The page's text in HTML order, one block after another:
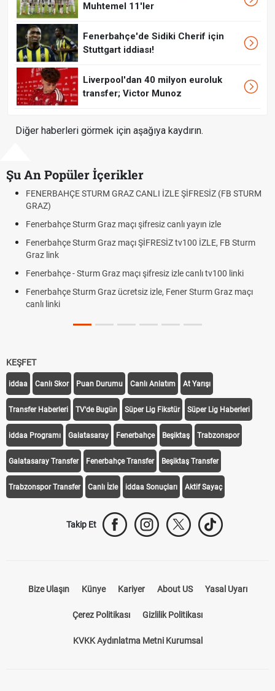
Muhtemel 11'ler
Fenerbahçe'de Sidiki Cherif için
Stuttgart iddiası!
Liverpool'dan 40 milyon euroluk
transfer; Victor Munoz
Diğer haberleri görmek için aşağıya kaydırın.
Şu An Popüler İçerikler
FENERBAHÇE STURM GRAZ CANLI İZLE ŞİFRESİZ (FB STURM
GRAZ)
Fenerbahçe Sturm Graz maçı şifresiz canlı yayın izle
Fenerbahçe Sturm Graz maçı ŞİFRESİZ tv100 İZLE, FB Sturm
Graz link
Fenerbahçe - Sturm Graz maçı şifresiz izle canlı tv100 linki
Fenerbahçe Sturm Graz ücretsiz izle, Fener Sturm Graz maçı
canlı linki
KEŞFET
iddaa Canlı Skor Puan Durumu Canlı Anlatım At Yarışı
Transfer Haberleri TV'de Bugün Süper Lig Fikstür Süper Lig Haberleri
iddaa Programı Galatasaray Fenerbahçe Beşiktaş Trabzonspor
Galatasaray Transfer Fenerbahçe Transfer Beşiktaş Transfer
Canlı İzle iddaa Sonuçları Aktif Sayaç
Künye Kariyer About US
Çerez Politikası Gizlilik Politikası